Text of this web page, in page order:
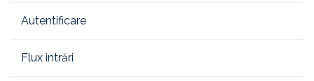
Autentificare
Flux intrări